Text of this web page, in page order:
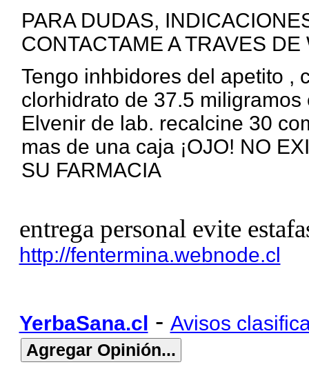
PARA DUDAS,
CONTACTAME A TRAVES
Tengo inhbidores del apetito ,
clorhidrato de 37.5
Elvenir de lab. recalcine 30
mas de una caja ¡OJO! NO
SU FARMACIA
entrega personal evite
http://fentermina.webnode.cl
YerbaSana.cl - Avisos